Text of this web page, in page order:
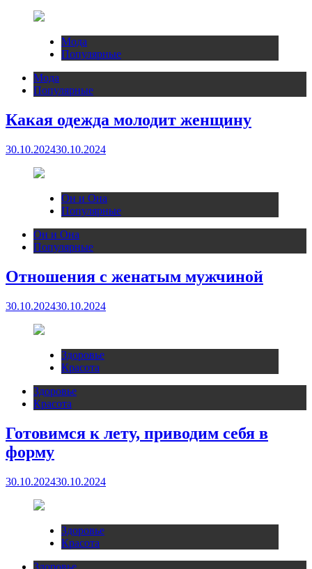
Мода
Популярные
Мода
Популярные
Какая одежда молодит женщину
30.10.202430.10.2024
Он и Она
Популярные
Он и Она
Популярные
Отношения с женатым мужчиной
30.10.202430.10.2024
Здоровье
Красота
Здоровье
Красота
Готовимся к лету, приводим себя в
форму
30.10.202430.10.2024
Здоровье
Красота
Здоровье